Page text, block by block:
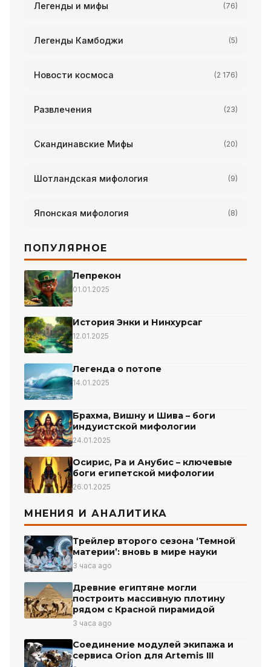
Легенды и мифы (76)
Легенды Камбоджи (5)
Новости космоса (2 176)
Развлечения (23)
Скандинавские Мифы (20)
Шотландская мифология (9)
Японская мифология (8)
ПОПУЛЯРНОЕ
Лепрекон
01.01.2025
История Энки и Нинхурсаг
12.01.2025
Легенда о потопе
14.01.2025
Брахма, Вишну и Шива – боги
индуистской мифологии
24.01.2025
Осирис, Ра и Анубис – ключевые
боги египетской мифологии
26.01.2025
МНЕНИЯ И АНАЛИТИКА
Трейлер второго сезона ‘Темной
материи’: вновь в мире науки
3 часа ago
Древние египтяне могли
построить массивную плотину
рядом с Красной пирамидой
3 часа ago
Соединение модулей экипажа и
сервиса Orion для Artemis III